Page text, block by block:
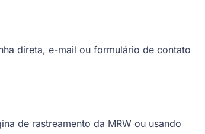
direta, e-mail ou formulário de contato
de rastreamento da MRW ou usando